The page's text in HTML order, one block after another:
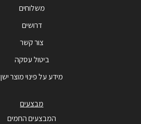
משלוחים
דרושים
צור קשר
ביטול עסקה
מידע על פינוי מוצר ישן
מבצעים
המבצעים החמים